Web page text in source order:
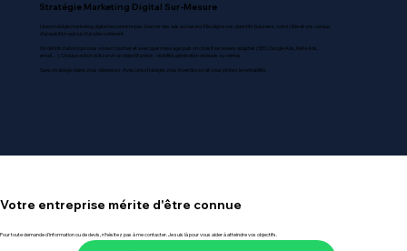
Stratégie Marketing Digital Sur-Mesure
Une stratégie marketing digital ne consiste pas à lancer des ads au hasard. Elle aligne vos objectifs business, votre cible et vos canaux
d’acquisition autour d’un plan cohérent.
On définit d’abord qui vous voulez toucher et avec quel message, puis on choisit les leviers adaptés (SEO, Google Ads, Meta Ads,
email…). Chaque action doit servir un objectif précis : visibilité, génération de leads ou ventes.
Sans stratégie claire, vous dépensez. Avec une stratégie, vous investissez et vous pilotez la rentabilité.
Votre entreprise mérite d'être connue
Pour toute demande d'information ou de devis, n'hésitez pas à me contacter. Je suis là pour vous aider à atteindre vos objectifs.